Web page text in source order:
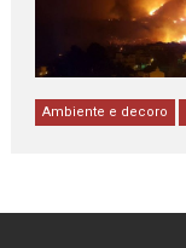
Ambiente e decoro